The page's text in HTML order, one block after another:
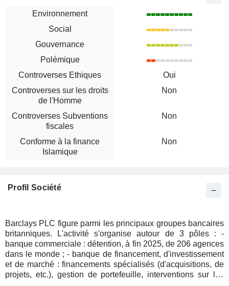
Environnement
Social
Gouvernance
Polémique
Controverses Ethiques
Oui
Controverses sur les droits
de l'Homme
Non
Controverses Subventions
fiscales
Non
Conforme à la finance
Islamique
Non
Profil Société
Barclays PLC figure parmi les principaux groupes bancaires
britanniques. L'activité s'organise autour de 3 pôles : -
banque commerciale : détention, à fin 2025, de 206 agences
dans le monde ; - banque de financement, d'investissement
et de marché : financements spécialisés (d'acquisitions, de
projets, etc.), gestion de portefeuille, interventions sur les